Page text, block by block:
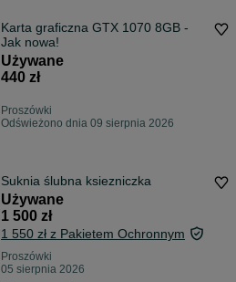
Karta graficzna GTX 1070 8GB -
Jak nowa!
Używane
440 zł
Proszówki
Odświeżono dnia 09 sierpnia 2026
Suknia ślubna ksiezniczka
Używane
1 500 zł
1 550 zł z Pakietem Ochronnym
Proszówki
05 sierpnia 2026